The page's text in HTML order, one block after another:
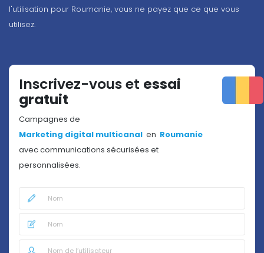
l'utilisation pour Roumanie, vous ne payez que ce que vous
utilisez.
Inscrivez-vous et essai
gratuit
Campagnes de
Marketing digital multicanal en Roumanie
avec communications sécurisées et
personnalisées.